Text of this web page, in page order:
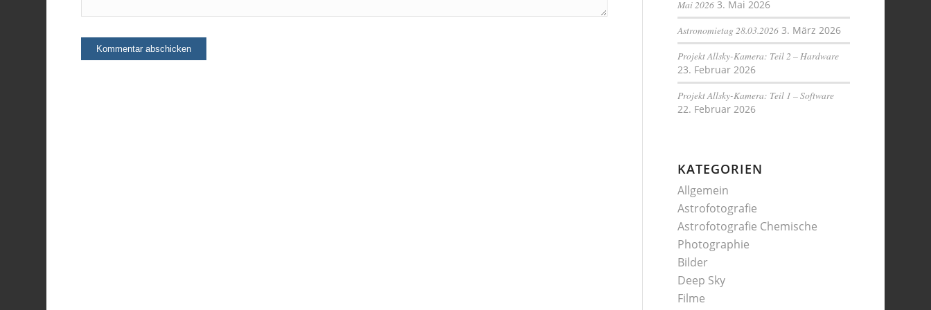
Mai 2026 3. Mai 2026
Astronomietag 28.03.2026 3. März 2026
Projekt Allsky-Kamera: Teil 2 – Hardware
23. Februar 2026
Projekt Allsky-Kamera: Teil 1 – Software
22. Februar 2026
KATEGORIEN
Allgemein
Astrofotografie
Astrofotografie Chemische
Photographie
Bilder
Deep Sky
Filme